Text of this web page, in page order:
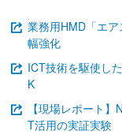
業務用HMD「エ
幅強化
ICT技術を駆使し
K
【現場レポート
T活用の実証実験